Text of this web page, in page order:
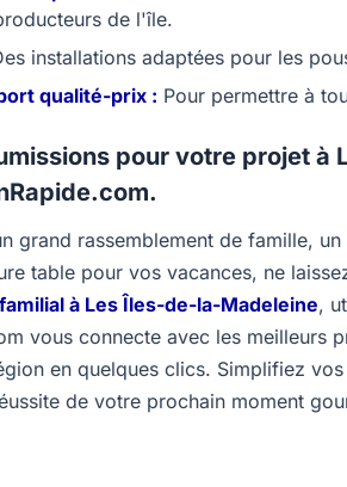
de l'île.
installations adaptées pour les
qualité-prix : Pour permettre à
pour votre projet à
grand rassemblement de famille,
table pour vos vacances, ne
à Les Îles-de-la-Madeleine,
vous connecte avec les meilleurs
en quelques clics. Simplifiez
de votre prochain moment